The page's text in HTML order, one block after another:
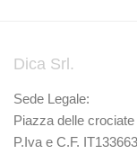
Dica Srl.
Sede Legale:
Piazza delle
P.Iva e C.F.